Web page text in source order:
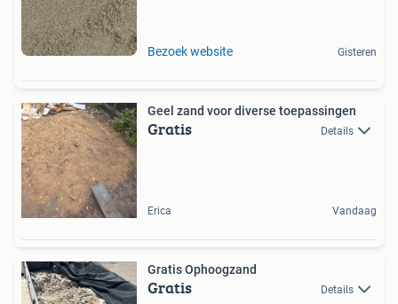
Bezoek website Gisteren
Geel zand voor diverse toepassingen
Gratis Details
Erica Vandaag
Gratis Ophoogzand
Gratis Details